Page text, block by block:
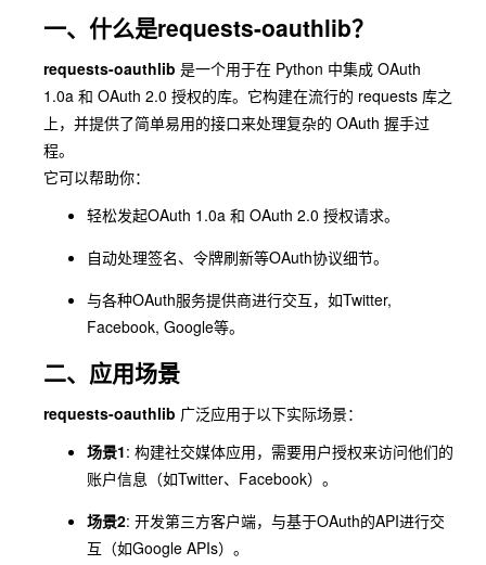
一、什么是requests-oauthlib？
requests-oauthlib 是一个用于在 Python 中集成 OAuth
1.0a 和 OAuth 2.0 授权的库。它构建在流行的 requests 库之
上，并提供了简单易用的接口来处理复杂的 OAuth 握手过
程。
它可以帮助你：
轻松发起OAuth 1.0a 和 OAuth 2.0 授权请求。
自动处理签名、令牌刷新等OAuth协议细节。
与各种OAuth服务提供商进行交互，如Twitter,
Facebook, Google等。
二、应用场景
requests-oauthlib 广泛应用于以下实际场景：
场景1: 构建社交媒体应用，需要用户授权来访问他们的
账户信息（如Twitter、Facebook）。
场景2: 开发第三方客户端，与基于OAuth的API进行交
互（如Google APIs）。